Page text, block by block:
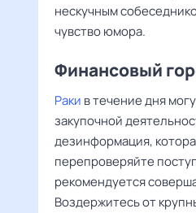
нескучным
чувство юмора.
Финансовый
Раки в течение дня
закупочной
дезинформация,
перепроверяйте
рекомендуется
Воздержитесь от